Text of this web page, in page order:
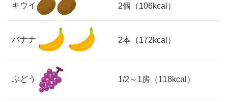
キウイ 2個（106kcal）
バナナ 2本（172kcal）
ぶどう 1/2～1房（118kcal）